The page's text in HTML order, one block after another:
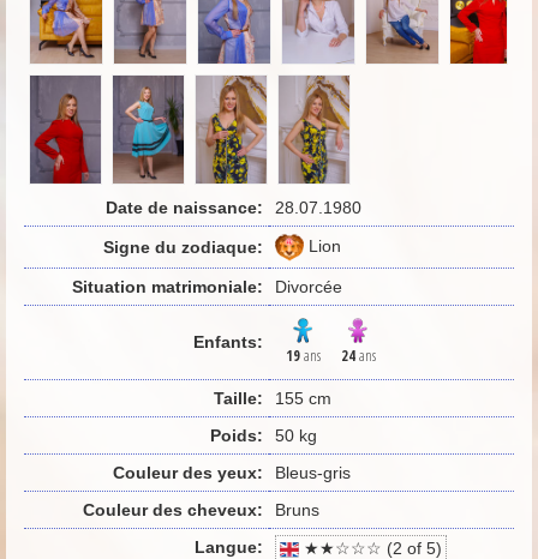
Date de naissance: 28.07.1980
Signe du zodiaque: Lion
Situation matrimoniale: Divorcée
Enfants:
19ans 24ans
Taille:
155 cm
Poids:
50 kg
Couleur des yeux:
Bleus-gris
Couleur des cheveux:
Bruns
Langue:
★★☆☆☆ (2 of 5)